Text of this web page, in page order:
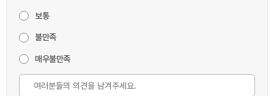
보통
불만족
매우불만족